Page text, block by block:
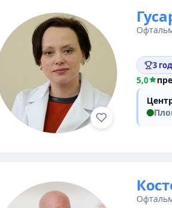
3
5,0